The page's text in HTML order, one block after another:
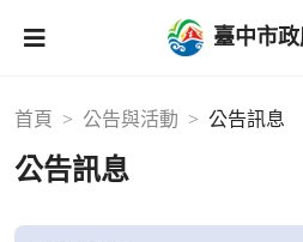
臺中市
首頁 公告與活動 公告訊息
公告訊息